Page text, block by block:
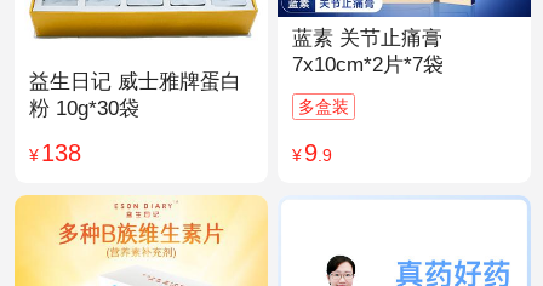
蓝素 关节止痛膏
7x10cm*2片*7袋
多盒装
¥9.9
益生日记 威士雅牌蛋白
粉 10g*30袋
¥138